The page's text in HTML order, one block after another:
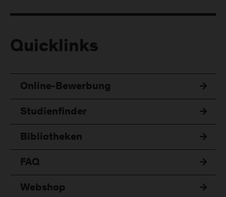
Quicklinks
Online-Bewerbung
Studienfinder
Bibliotheken
FAQ
Webshop